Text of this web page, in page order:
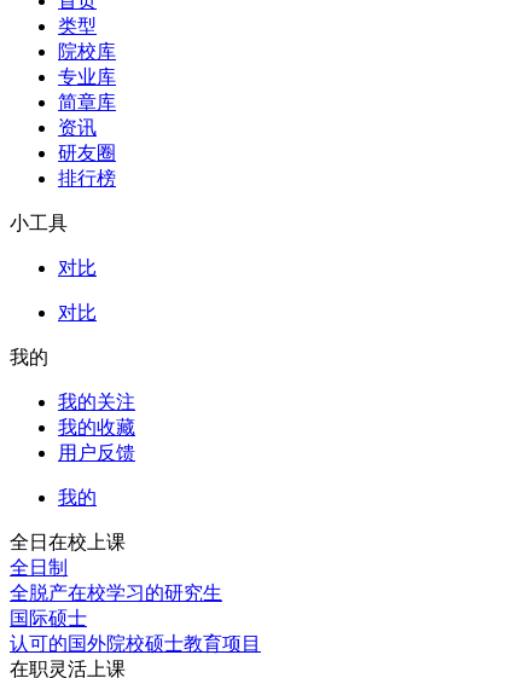
类型
院校库
专业库
简章库
资讯
研友圈
排行榜
小工具
对比
对比
我的
我的关注
我的收藏
用户反馈
我的
全日在校上课
全日制
全脱产在校学习的研究生
国际硕士
认可的国外院校硕士教育项目
在职灵活上课